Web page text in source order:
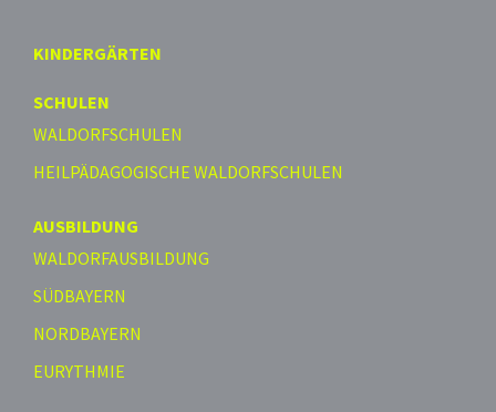
KINDERGÄRTEN
SCHULEN
WALDORFSCHULEN
HEILPÄDAGOGISCHE WALDORFSCHULEN
AUSBILDUNG
WALDORFAUSBILDUNG
SÜDBAYERN
NORDBAYERN
EURYTHMIE